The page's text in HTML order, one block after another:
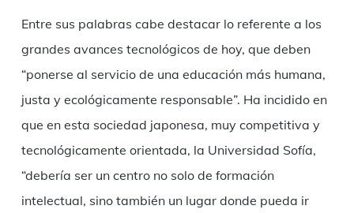
Entre sus palabras cabe destacar lo referente a los
grandes avances tecnológicos de hoy, que deben
“ponerse al servicio de una educación más humana,
justa y ecológicamente responsable”. Ha incidido en
que en esta sociedad japonesa, muy competitiva y
tecnológicamente orientada, la Universidad Sofía,
“debería ser un centro no solo de formación
intelectual, sino también un lugar donde pueda ir